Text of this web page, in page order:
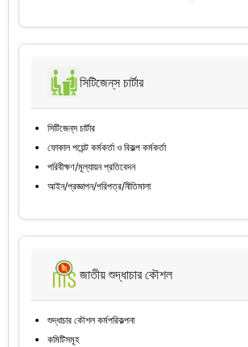
সিটিজেন্‌স চার্টার
সিটিজেন্‌স চার্টার
ফোকাল পয়েন্ট কর্মকর্তা ও বিকল্প কর্মকর্তা
পরিবীক্ষণ/মূল্যায়ন প্রতিবেদন
আইন/প্রজ্ঞাপন/পরিপত্র/নীতিমালা
জাতীয় শুদ্ধাচার কৌশল
শুদ্ধাচার কৌশল কর্মপরিকল্পনা
কমিটিসমূহ